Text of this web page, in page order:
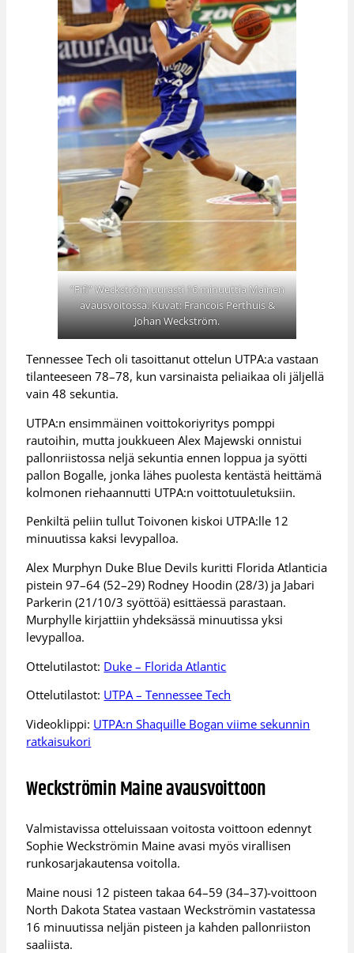
”Fifi” Weckström uurasti 16 minuuttia Mainen
avausvoitossa. Kuvat: Francois Perthuis &
Johan Weckström.
Tennessee Tech oli tasoittanut ottelun UTPA:a vastaan
tilanteeseen 78–78, kun varsinaista peliaikaa oli jäljellä
vain 48 sekuntia.
UTPA:n ensimmäinen voittokoriyritys pomppi
rautoihin, mutta joukkueen Alex Majewski onnistui
pallonriistossa neljä sekuntia ennen loppua ja syötti
pallon Bogalle, jonka lähes puolesta kentästä heittämä
kolmonen riehaannutti UTPA:n voittotuuletuksiin.
Penkiltä peliin tullut Toivonen kiskoi UTPA:lle 12
minuutissa kaksi levypalloa.
Alex Murphyn Duke Blue Devils kuritti Florida Atlanticia
pistein 97–64 (52–29) Rodney Hoodin (28/3) ja Jabari
Parkerin (21/10/3 syöttöä) esittäessä parastaan.
Murphylle kirjattiin yhdeksässä minuutissa yksi
levypalloa.
Ottelutilastot: Duke – Florida Atlantic
Ottelutilastot: UTPA – Tennessee Tech
Videoklippi: UTPA:n Shaquille Bogan viime sekunnin
ratkaisukori
Weckströmin Maine avausvoittoon
Valmistavissa otteluissaan voitosta voittoon edennyt
Sophie Weckströmin Maine avasi myös virallisen
runkosarjakautensa voitolla.
Maine nousi 12 pisteen takaa 64–59 (34–37)-voittoon
North Dakota Statea vastaan Weckströmin vastatessa
16 minuutissa neljän pisteen ja kahden pallonriiston
saaliista.